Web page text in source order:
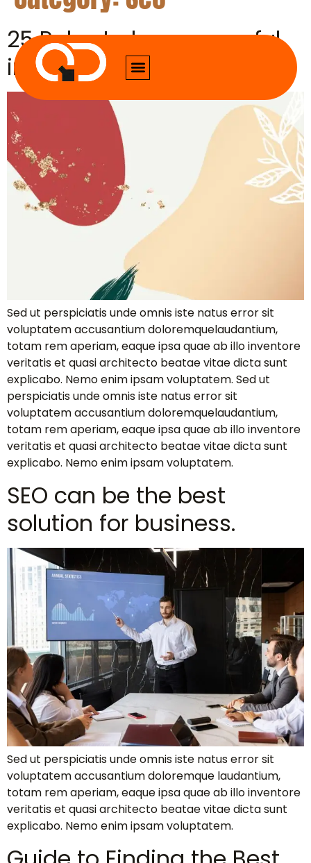
25 Rules to be successful
in your business.
Sed ut perspiciatis unde omnis iste natus error sit
voluptatem accusantium doloremquelaudantium,
totam rem aperiam, eaque ipsa quae ab illo inventore
veritatis et quasi architecto beatae vitae dicta sunt
explicabo. Nemo enim ipsam voluptatem. Sed ut
perspiciatis unde omnis iste natus error sit
voluptatem accusantium doloremquelaudantium,
totam rem aperiam, eaque ipsa quae ab illo inventore
veritatis et quasi architecto beatae vitae dicta sunt
explicabo. Nemo enim ipsam voluptatem.
SEO can be the best
solution for business.
Sed ut perspiciatis unde omnis iste natus error sit
voluptatem accusantium doloremque laudantium,
totam rem aperiam, eaque ipsa quae ab illo inventore
veritatis et quasi architecto beatae vitae dicta sunt
explicabo. Nemo enim ipsam voluptatem.